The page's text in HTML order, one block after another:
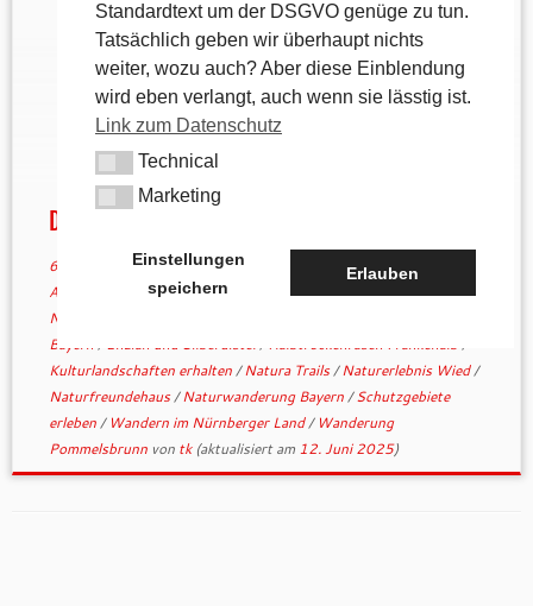
Natura Trails – Auf Entdeckungstour durch Bayerns
Naturjuwelen Bayern begeistert mit einer
beeindruckenden Vielfalt an Landschaften – von
nahezu unberührten Berggipfeln bis hin zu über
Jahrhunderte gewachsenen Kulturlandschaften.
Diese Regionen bieten nicht nur Lebensraum für
viele Tier- und Pflanzenarten, sondern stehen
oftmals auch unter besonderem Schutz – etwa als
Landschafts- […]
Die Wied und ihre Blockschutthalden
6. Juni 2023inAllgemein/andere Wanderwege
verschlagwortet
Apollofalter Lebensraum/Artenvielfalt Pegnitzalb/Bayerische
Natur entdecken
Bayern / Enzian und Silberdistel/ Halbtrockenrasen Frankenalb /
Kulturlandschaften erhalten/Natura Trails/Naturerlebnis Wied/
Naturfreundehaus/Naturwanderung Bayern/Schutzgebiete
erleben/ Wandern im Nürnberger Land/ Wanderung
Pommelsbrunn von tk(aktualisiert am 12. Juni 2025)
Standardtext um der DSGVO genüge zu tun.
Tatsächlich geben wir überhaupt nichts
weiter, wozu auch? Aber diese Einblendung
wird eben verlangt, auch wenn sie lässtig ist.
Link zum Datenschutz
TechnicalTechnical
MarketingMarketing
Einstellungen
speichern
Erlauben